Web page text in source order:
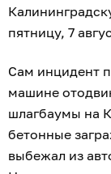
пятницу, 7
Сам инцидент
машине
шлагбаумы на
бетонные
выбежал из